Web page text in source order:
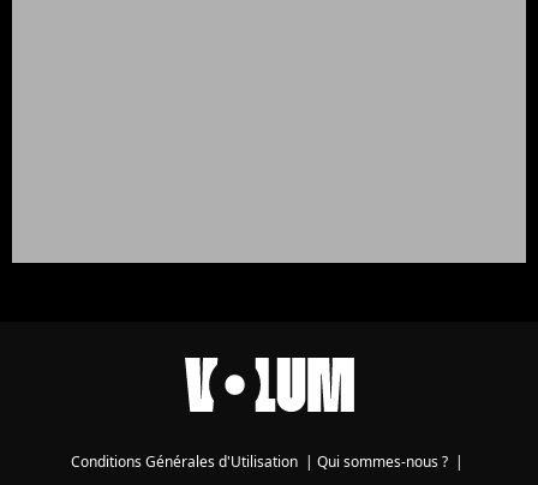
Conditions Générales d'Utilisation | Qui sommes-nous ? |